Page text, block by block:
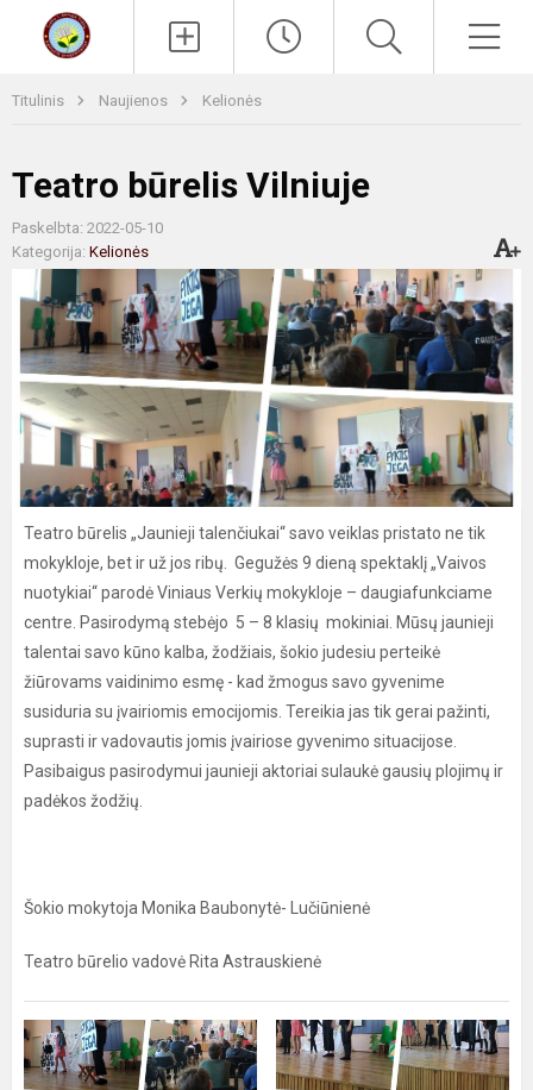
Titulinis Naujienos Kelionės
Teatro būrelis Vilniuje
Paskelbta: 2022-05-10
Kategorija: Kelionės
Teatro būrelis „Jaunieji talenčiukai“ savo veiklas pristato ne tik
mokykloje, bet ir už jos ribų. Gegužės 9 dieną spektaklį „Vaivos
nuotykiai“ parodė Viniaus Verkių mokykloje – daugiafunkciame
centre. Pasirodymą stebėjo 5 – 8 klasių mokiniai. Mūsų jaunieji
talentai savo kūno kalba, žodžiais, šokio judesiu perteikė
žiūrovams vaidinimo esmę - kad žmogus savo gyvenime
susiduria su įvairiomis emocijomis. Tereikia jas tik gerai pažinti,
suprasti ir vadovautis jomis įvairiose gyvenimo situacijose.
Pasibaigus pasirodymui jaunieji aktoriai sulaukė gausių plojimų ir
padėkos žodžių.
Šokio mokytoja Monika Baubonytė- Lučiūnienė
Teatro būrelio vadovė Rita Astrauskienė